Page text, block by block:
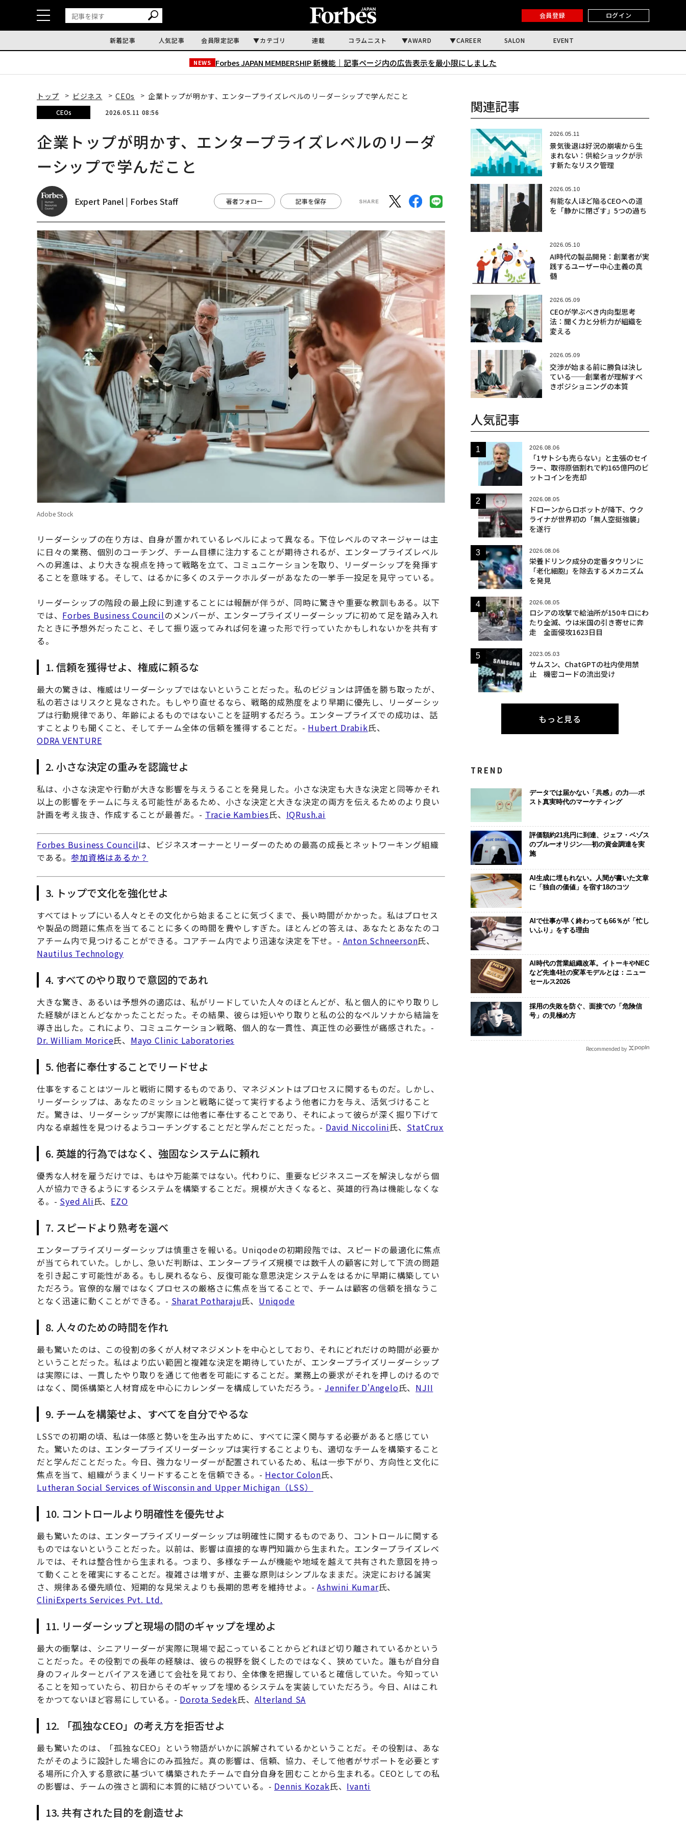
会員登録 ログイン
新着記事 人気記事 会員限定記事 カテゴリ 連載 コラムニスト AWARD CAREER SALON EVENT
NEWS Forbes JAPAN MEMBERSHIP 新機能｜ 記事ページ内の広告表示を最小限にしました
トップ ビジネス CEOs 企業トップが明かす、エンタープライズレベルのリーダーシップで学んだこと
CEOs 2026.05.11 08:56
企業トップが明かす、エンタープライズレベルのリーダ
ーシップで学んだこと
Expert Panel | Forbes Staff 著者フォロー 記事を保存
Adobe Stock
リーダーシップの在り方は、自身が置かれているレベルによって異なる。下位レベルのマネージャーは主
に日々の業務、個別のコーチング、チーム目標に注力することが期待されるが、エンタープライズレベル
への昇進は、より大きな視点を持って戦略を立て、コミュニケーションを取り、リーダーシップを発揮す
ることを意味する。そして、はるかに多くのステークホルダーがあなたの一挙手一投足を見守っている。
リーダーシップの階段の最上段に到達することには報酬が伴うが、同時に驚きや重要な教訓もある。以下
では、 Forbes Business Councilのメンバーが、エンタープライズリーダーシップに初めて足を踏み入れ
たときに予想外だったこと、そして振り返ってみれば何を違った形で行っていたかもしれないかを共有す
る。
1. 信頼を獲得せよ、権威に頼るな
最大の驚きは、権威はリーダーシップではないということだった。私のビジョンは評価を勝ち取ったが、
私の若さはリスクと見なされた。もしやり直せるなら、戦略的成熟度をより早期に優先し、リーダーシッ
プは行動規律であり、年齢によるものではないことを証明するだろう。エンタープライズでの成功は、話
すことよりも聞くこと、そしてチーム全体の信頼を獲得することだ。- Hubert Drabik氏、
ODRA VENTURE
2. 小さな決定の重みを認識せよ
私は、小さな決定や行動が大きな影響を与えうることを発見した。小さな決定も大きな決定と同等かそれ
以上の影響をチームに与える可能性があるため、小さな決定と大きな決定の両方を伝えるためのより良い
計画を考え抜き、作成することが最善だ。- Tracie Kambies氏、 IQRush.ai
Forbes Business Councilは、ビジネスオーナーとリーダーのための最高の成長とネットワーキング組織
である。参加資格はあるか？
3. トップで文化を強化せよ
すべてはトップにいる人々とその文化から始まることに気づくまで、長い時間がかかった。私はプロセス
や製品の問題に焦点を当てることに多くの時間を費やしすぎた。ほとんどの答えは、あなたとあなたのコ
アチーム内で見つけることができる。コアチーム内でより迅速な決定を下せ。- Anton Schneerson氏、
Nautilus Technology
4. すべてのやり取りで意図的であれ
大きな驚き、あるいは予想外の適応は、私がリードしていた人々のほとんどが、私と個人的にやり取りし
た経験がほとんどなかったことだった。その結果、彼らは短いやり取りと私の公的なペルソナから結論を
導き出した。これにより、コミュニケーション戦略、個人的な一貫性、真正性の必要性が痛感された。-
Dr. William Morice氏、 Mayo Clinic Laboratories
5. 他者に奉仕することでリードせよ
仕事をすることはツールと戦術に関するものであり、マネジメントはプロセスに関するものだ。しかし、
リーダーシップは、あなたのミッションと戦略に従って実行するよう他者に力を与え、活気づけること
だ。驚きは、リーダーシップが実際には他者に奉仕することであり、それによって彼らが深く掘り下げて
内なる卓越性を見つけるようコーチングすることだと学んだことだった。- David Niccolini氏、 StatCrux
6. 英雄的行為ではなく、強固なシステムに頼れ
優秀な人材を雇うだけでは、もはや万能薬ではない。代わりに、重要なビジネスニーズを解決しながら個
人が協力できるようにするシステムを構築することだ。規模が大きくなると、英雄的行為は機能しなくな
る。- Syed Ali氏、 EZO
7. スピードより熟考を選べ
エンタープライズリーダーシップは慎重さを報いる。Uniqodeの初期段階では、スピードの最適化に焦点
が当てられていた。しかし、急いだ判断は、エンタープライズ規模では数千人の顧客に対して下流の問題
を引き起こす可能性がある。もし戻れるなら、反復可能な意思決定システムをはるかに早期に構築してい
ただろう。官僚的な層ではなくプロセスの厳格さに焦点を当てることで、チームは顧客の信頼を損なうこ
となく迅速に動くことができる。- Sharat Potharaju氏、 Uniqode
8. 人々のための時間を作れ
最も驚いたのは、この役割の多くが人材マネジメントを中心としており、それにどれだけの時間が必要か
ということだった。私はより広い範囲と複雑な決定を期待していたが、エンタープライズリーダーシップ
は実際には、一貫したやり取りを通じて他者を可能にすることだ。業務上の要求がそれを押しのけるので
はなく、関係構築と人材育成を中心にカレンダーを構成していただろう。- Jennifer D'Angelo氏、 NJII
9. チームを構築せよ、すべてを自分でやるな
LSSでの初期の頃、私は一体感と勢いを生み出すために、すべてに深く関与する必要があると感じてい
た。驚いたのは、エンタープライズリーダーシップは実行することよりも、適切なチームを構築すること
だと学んだことだった。今日、強力なリーダーが配置されているため、私は一歩下がり、方向性と文化に
焦点を当て、組織がうまくリードすることを信頼できる。- Hector Colon氏、
Lutheran Social Services of Wisconsin and Upper Michigan（LSS）
10. コントロールより明確性を優先せよ
最も驚いたのは、エンタープライズリーダーシップは明確性に関するものであり、コントロールに関する
ものではないということだった。以前は、影響は直接的な専門知識から生まれた。エンタープライズレベ
ルでは、それは整合性から生まれる。つまり、多様なチームが機能や地域を越えて共有された意図を持っ
て動くことを確実にすることだ。複雑さは増すが、主要な原則はシンプルなままだ。決定における誠実
さ、規律ある優先順位、短期的な見栄えよりも長期的思考を維持せよ。-Ashwini Kumar氏、
CliniExperts Services Pvt. Ltd.
11. リーダーシップと現場の間のギャップを埋めよ
最大の衝撃は、シニアリーダーが実際に現場で起こっていることからどれほど切り離されているかという
ことだった。その役割での長年の経験は、彼らの視野を鋭くしたのではなく、狭めていた。誰もが自分自
身のフィルターとバイアスを通じて会社を見ており、全体像を把握していると確信していた。今知ってい
ることを知っていたら、初日からそのギャップを埋めるシステムを実装していただろう。今日、AIはこれ
をかつてないほど容易にしている。- Dorota Sedek氏、 Alterland SA
12. 「孤独なCEO」の考え方を拒否せよ
最も驚いたのは、「孤独なCEO」という物語がいかに誤解されているかということだ。その役割は、あな
たがそのように設計した場合にのみ孤独だ。真の影響は、信頼、協力、そして他者がサポートを必要とす
る場所に介入する意欲に基づいて構築されたチームで自分自身を囲むことから生まれる。CEOとしての私
の影響は、チームの強さと調和に本質的に結びついている。- Dennis Kozak氏、 Ivanti
13. 共有された目的を創造せよ
関連記事
2026.05.11
景気後退は好況の崩壊から生
まれない：供給ショックが示
す新たなリスク管理
2026.05.10
有能な人ほど陥るCEOへの道
を「静かに閉ざす」5つの過ち
2026.05.10
AI時代の製品開発：創業者が実
践するユーザー中心主義の真
髄
2026.05.09
CEOが学ぶべき内向型思考
法：聞く力と分析力が組織を
変える
2026.05.09
交渉が始まる前に勝負は決し
ている──創業者が理解すべ
きポジショニングの本質
人気記事
2026.08.06
「1サトシも売らない」と主張のセイ
ラー、取得原価割れで約165億円のビ
ットコインを売却
2026.08.05
ドローンからロボットが降下、ウク
ライナが世界初の「無人空挺強襲」
を遂行
2026.08.06
栄養ドリンク成分の定番タウリンに
「老化細胞」を除去するメカニズム
を発見
2026.08.05
ロシアの攻撃で給油所が150キロにわ
たり全滅、ウは米国の引き寄せに奔
走 全面侵攻1623日目
2023.05.03
サムスン、ChatGPTの社内使用禁
止 機密コードの流出受け
もっと見る
TREND
データでは届かない「共感」の力──ポ
スト真実時代のマーケティング
評価額約21兆円に到達、ジェフ・ベゾス
のブルーオリジン──初の資金調達を実
施
AI生成に埋もれない。人間が書いた文章
に「独自の価値」を宿す18のコツ
AIで仕事が早く終わっても66％が「忙し
いふり」をする理由
AI時代の営業組織改革。イトーキやNEC
など先進4社の変革モデルとは：ニュー
セールス2026
採用の失敗を防ぐ、面接での「危険信
号」の見極め方
Recommended by